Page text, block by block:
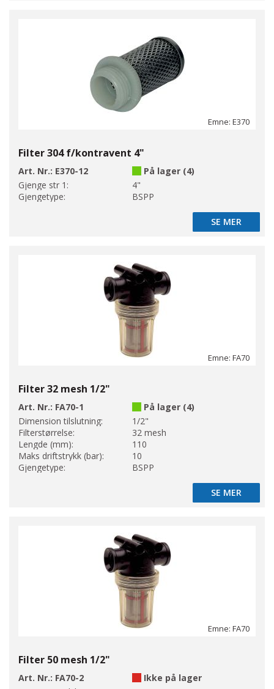
Emne: E370
Filter 304 f/kontravent 4"
Art. Nr.: E370-12
På lager (4)
Gjenge str 1:
4"
Gjengetype:
BSPP
SE MER
SE MER
Emne: FA70
Filter 32 mesh 1/2"
Art. Nr.: FA70-1
På lager (4)
Dimension tilslutning:
1/2"
Filterstørrelse:
32 mesh
Lengde (mm):
110
Maks driftstrykk (bar):
10
Gjengetype:
BSPP
SE MER
SE MER
Emne: FA70
Filter 50 mesh 1/2"
Art. Nr.: FA70-2
Ikke på lager